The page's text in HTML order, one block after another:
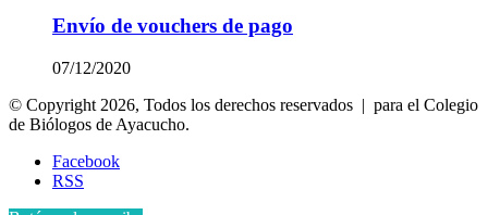
Envío de vouchers de pago
07/12/2020
© Copyright 2026, Todos los derechos reservados | para el Colegio
de Biólogos de Ayacucho.
Facebook
RSS